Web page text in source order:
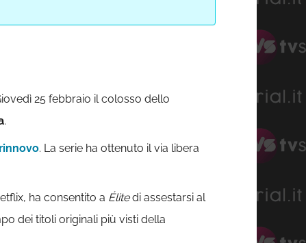
25 febbraio il colosso dello
.
. La serie ha ottenuto il via libera
ha consentito a Élitedi assestarsi al
dei titoli originali più visti della